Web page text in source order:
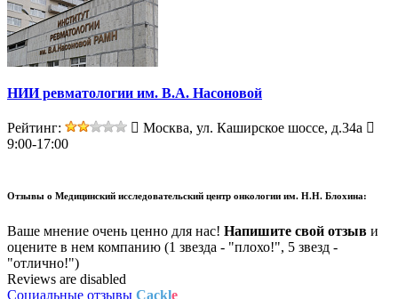
НИИ ревматологии им. В.А. Насоновой
Рейтинг:
Москва, ул. Каширское шоссе, д.34а
9:00-17:00
Отзывы о Медицинский исследовательский центр онкологии им. Н.Н. Блохина:
Ваше мнение очень ценно для нас! Напишите свой отзыв и
оцените в нем компанию (1 звезда - "плохо!", 5 звезд -
"отлично!")
Reviews are disabled
Социальные отзывы Cackle